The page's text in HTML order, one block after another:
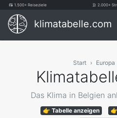
1.500+ Reiseziele 2.000+
klimatabelle.com
Start Europa
Das Klima in Belgien
👉 Tabelle anzeigen